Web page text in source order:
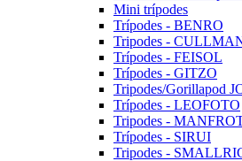
Mini trípodes
Trípodes - BENRO
Tripodes -
Trípodes - FEISOL
Trípodes - GITZO
Tripodes/Gorillapod
Trípodes - LEOFOTO
Tripodes -
Trípodes - SIRUI
Tripodes -